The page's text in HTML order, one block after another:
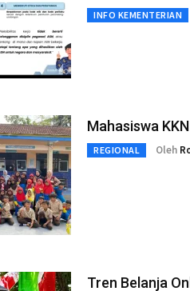
INFO KEMENTERIAN
Mahasiswa
REGIONAL Oleh
Tren Belanja